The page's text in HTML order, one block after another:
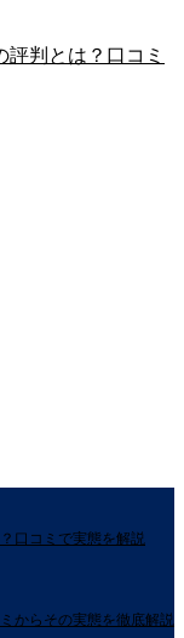
判とは？口コミ
口コミで実態を解説
からその実態を徹底解説